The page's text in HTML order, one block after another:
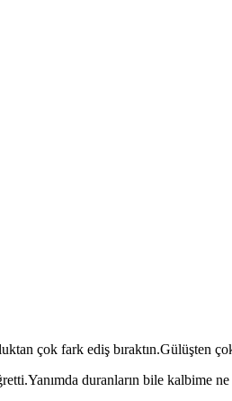
çok fark ediş bıraktın.Gülüşten
duranların bile